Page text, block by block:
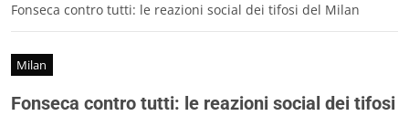
Fonseca contro tutti: le reazioni social dei tifosi del Milan
Milan
Fonseca contro tutti: le reazioni social dei tifosi